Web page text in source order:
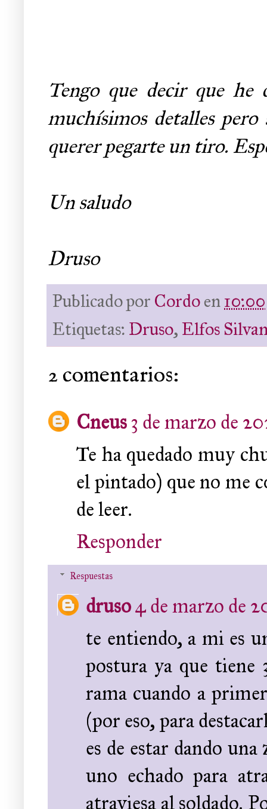
Tengo que decir que he
muchísimos detalles pero
querer pegarte un tiro.
Un saludo
Druso
Publicado por Cordoen10:00
Etiquetas: Druso,Elfos
2 comentarios:
Cneus 3 de marzo de
Te ha quedado muy
el pintado) que no me
de leer.
Responder
Respuestas
druso4 de marzo de
te entiendo, a mi es
postura ya que tiene
rama cuando a
(por eso, para
es de estar dando
uno echado para
atraviesa al soldado.